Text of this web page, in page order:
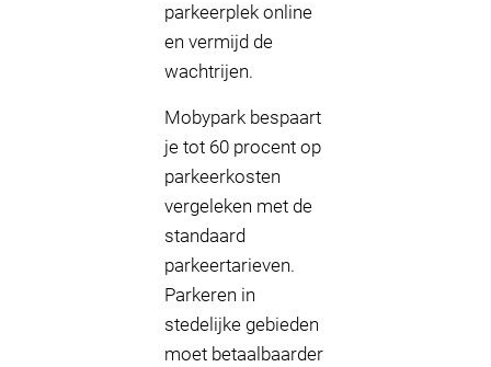
parkeerplek online
en vermijd de
wachtrijen.
Mobypark bespaart
je tot 60 procent op
parkeerkosten
vergeleken met de
standaard
parkeertarieven.
Parkeren in
stedelijke gebieden
moet betaalbaarder